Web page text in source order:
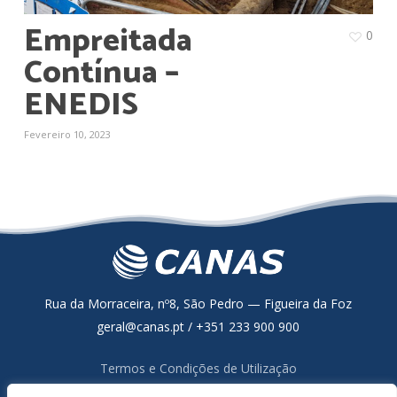
Empreitada
Contínua –
ENEDIS
Fevereiro 10, 2023
0
Rua da Morraceira, nº8, São Pedro — Figueira da Foz
geral@canas.pt / +351 233 900 900
Termos e Condições de Utilização